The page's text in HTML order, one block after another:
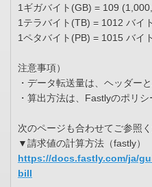
1ギガバイト(GB) = 109
1テラバイト(TB) = 1012 バイ
1ペタバイト(PB) = 1015 バイ
注意事項）
・データ転送量は、ヘッダー
・算出方法は、Fastlyのポリシ
次のページも合わせてご参照く
▼請求値の計算方法（fastly）
https://docs.fastly.com/ja/
bill